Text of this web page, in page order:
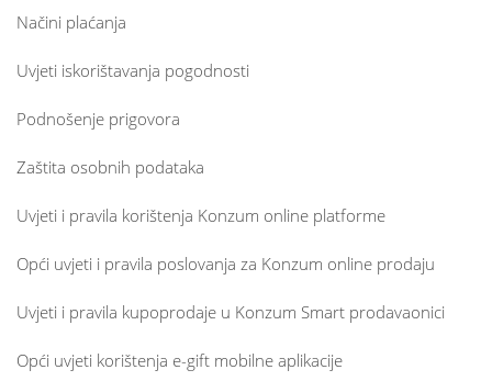
Načini plaćanja
Uvjeti iskorištavanja pogodnosti
Podnošenje prigovora
Zaštita osobnih podataka
Uvjeti i pravila korištenja Konzum online platforme
Opći uvjeti i pravila poslovanja za Konzum online prodaju
Uvjeti i pravila kupoprodaje u Konzum Smart prodavaonici
Opći uvjeti korištenja e-gift mobilne aplikacije